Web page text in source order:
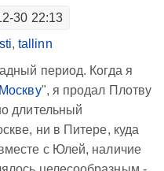
30 22:13
,tallinn
период. Когда я
", я продал Плотву
длительный
ни в Питере, куда
с Юлей, наличие